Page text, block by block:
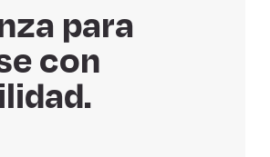
para
con